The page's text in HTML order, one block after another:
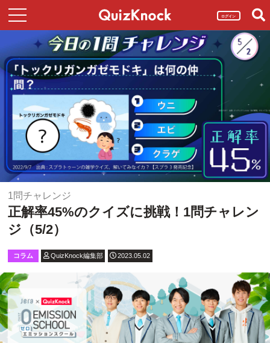
ログイン
1問チャレンジ
正解率45%のクイズに挑戦！1問チャレン
ジ（5/2）
コラム QuizKnock編集部 2023.05.02